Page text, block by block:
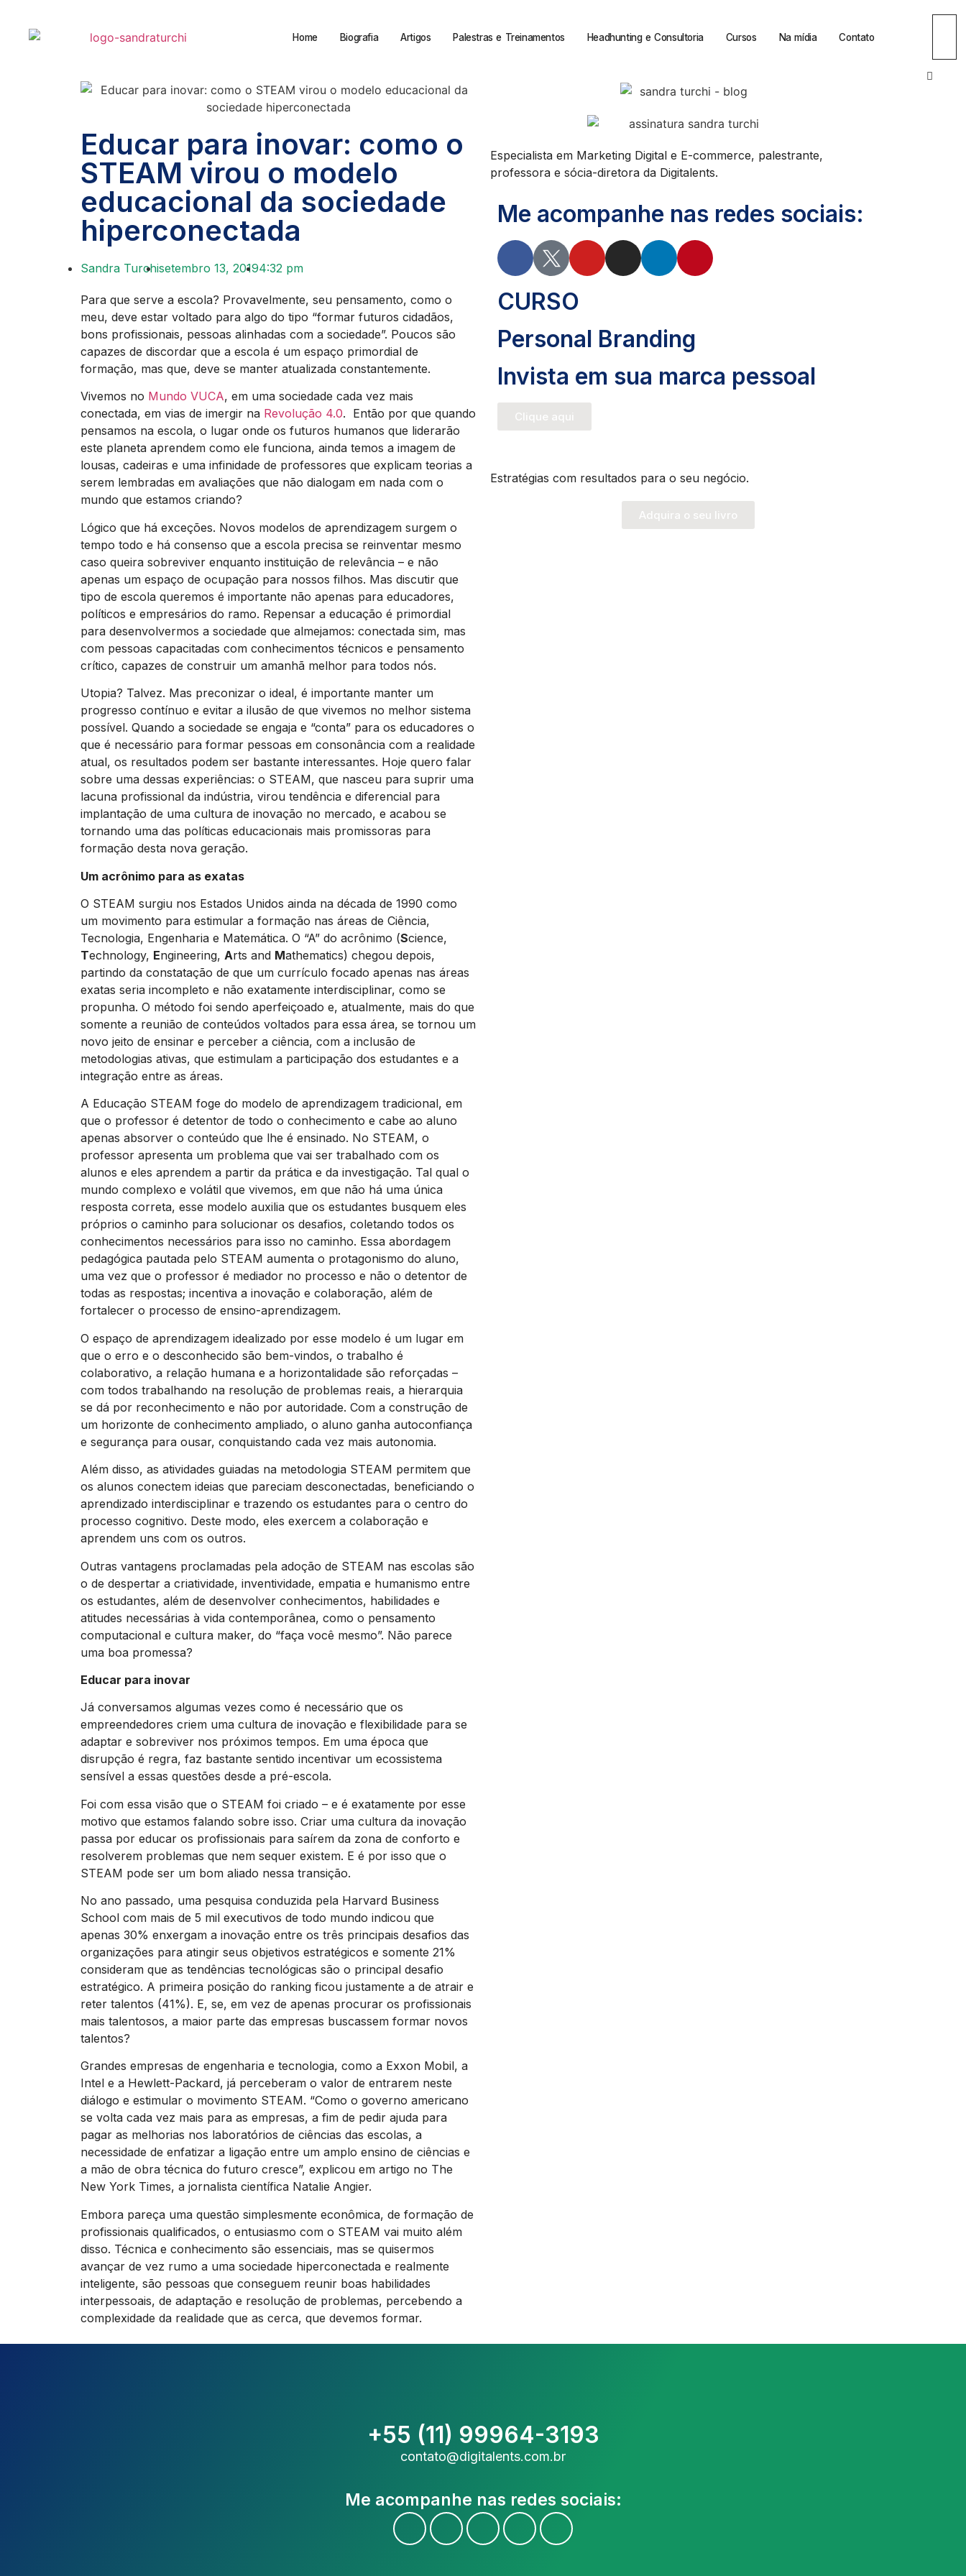
Home Biografia Artigos Palestras e Treinamentos Headhunting e Consultoria Cursos Na mídia Contato
Educar para inovar: como o
STEAM virou o modelo
educacional da sociedade
hiperconectada
Sandra Turchisetembro 13, 20194:32 pm
Para que serve a escola? Provavelmente, seu pensamento, como o
meu, deve estar voltado para algo do tipo “formar futuros cidadãos,
bons profissionais, pessoas alinhadas com a sociedade”. Poucos são
capazes de discordar que a escola é um espaço primordial de
formação, mas que, deve se manter atualizada constantemente.
Vivemos no Mundo VUCA, em uma sociedade cada vez mais
conectada, em vias de imergir na Revolução 4.0. Então por que quando
pensamos na escola, o lugar onde os futuros humanos que liderarão
este planeta aprendem como ele funciona, ainda temos a imagem de
lousas, cadeiras e uma infinidade de professores que explicam teorias a
serem lembradas em avaliações que não dialogam em nada com o
mundo que estamos criando?
Lógico que há exceções. Novos modelos de aprendizagem surgem o
tempo todo e há consenso que a escola precisa se reinventar mesmo
caso queira sobreviver enquanto instituição de relevância – e não
apenas um espaço de ocupação para nossos filhos. Mas discutir que
tipo de escola queremos é importante não apenas para educadores,
políticos e empresários do ramo. Repensar a educação é primordial
para desenvolvermos a sociedade que almejamos: conectada sim, mas
com pessoas capacitadas com conhecimentos técnicos e pensamento
crítico, capazes de construir um amanhã melhor para todos nós.
Utopia? Talvez. Mas preconizar o ideal, é importante manter um
progresso contínuo e evitar a ilusão de que vivemos no melhor sistema
possível. Quando a sociedade se engaja e “conta” para os educadores o
que é necessário para formar pessoas em consonância com a realidade
atual, os resultados podem ser bastante interessantes. Hoje quero falar
sobre uma dessas experiências: o STEAM, que nasceu para suprir uma
lacuna profissional da indústria, virou tendência e diferencial para
implantação de uma cultura de inovação no mercado, e acabou se
tornando uma das políticas educacionais mais promissoras para
formação desta nova geração.
Um acrônimo para as exatas
O STEAM surgiu nos Estados Unidos ainda na década de 1990 como
um movimento para estimular a formação nas áreas de Ciência,
Tecnologia, Engenharia e Matemática. O “A” do acrônimo (Science,
Technology, Engineering, Arts and Mathematics) chegou depois,
partindo da constatação de que um currículo focado apenas nas áreas
exatas seria incompleto e não exatamente interdisciplinar, como se
propunha. O método foi sendo aperfeiçoado e, atualmente, mais do que
somente a reunião de conteúdos voltados para essa área, se tornou um
novo jeito de ensinar e perceber a ciência, com a inclusão de
metodologias ativas, que estimulam a participação dos estudantes e a
integração entre as áreas.
A Educação STEAM foge do modelo de aprendizagem tradicional, em
que o professor é detentor de todo o conhecimento e cabe ao aluno
apenas absorver o conteúdo que lhe é ensinado. No STEAM, o
professor apresenta um problema que vai ser trabalhado com os
alunos e eles aprendem a partir da prática e da investigação. Tal qual o
mundo complexo e volátil que vivemos, em que não há uma única
resposta correta, esse modelo auxilia que os estudantes busquem eles
próprios o caminho para solucionar os desafios, coletando todos os
conhecimentos necessários para isso no caminho. Essa abordagem
pedagógica pautada pelo STEAM aumenta o protagonismo do aluno,
uma vez que o professor é mediador no processo e não o detentor de
todas as respostas; incentiva a inovação e colaboração, além de
fortalecer o processo de ensino-aprendizagem.
O espaço de aprendizagem idealizado por esse modelo é um lugar em
que o erro e o desconhecido são bem-vindos, o trabalho é
colaborativo, a relação humana e a horizontalidade são reforçadas –
com todos trabalhando na resolução de problemas reais, a hierarquia
se dá por reconhecimento e não por autoridade. Com a construção de
um horizonte de conhecimento ampliado, o aluno ganha autoconfiança
e segurança para ousar, conquistando cada vez mais autonomia.
Além disso, as atividades guiadas na metodologia STEAM permitem que
os alunos conectem ideias que pareciam desconectadas, beneficiando o
aprendizado interdisciplinar e trazendo os estudantes para o centro do
processo cognitivo. Deste modo, eles exercem a colaboração e
aprendem uns com os outros.
Outras vantagens proclamadas pela adoção de STEAM nas escolas são
o de despertar a criatividade, inventividade, empatia e humanismo entre
os estudantes, além de desenvolver conhecimentos, habilidades e
atitudes necessárias à vida contemporânea, como o pensamento
computacional e cultura maker, do “faça você mesmo”. Não parece
uma boa promessa?
Educar para inovar
Já conversamos algumas vezes como é necessário que os
empreendedores criem uma cultura de inovação e flexibilidade para se
adaptar e sobreviver nos próximos tempos. Em uma época que
disrupção é regra, faz bastante sentido incentivar um ecossistema
sensível a essas questões desde a pré-escola.
Foi com essa visão que o STEAM foi criado – e é exatamente por esse
motivo que estamos falando sobre isso. Criar uma cultura da inovação
passa por educar os profissionais para saírem da zona de conforto e
resolverem problemas que nem sequer existem. E é por isso que o
STEAM pode ser um bom aliado nessa transição.
No ano passado, uma pesquisa conduzida pela Harvard Business
School com mais de 5 mil executivos de todo mundo indicou que
apenas 30% enxergam a inovação entre os três principais desafios das
organizações para atingir seus objetivos estratégicos e somente 21%
consideram que as tendências tecnológicas são o principal desafio
estratégico. A primeira posição do ranking ficou justamente a de atrair e
reter talentos (41%). E, se, em vez de apenas procurar os profissionais
mais talentosos, a maior parte das empresas buscassem formar novos
talentos?
Grandes empresas de engenharia e tecnologia, como a Exxon Mobil, a
Intel e a Hewlett-Packard, já perceberam o valor de entrarem neste
diálogo e estimular o movimento STEAM. “Como o governo americano
se volta cada vez mais para as empresas, a fim de pedir ajuda para
pagar as melhorias nos laboratórios de ciências das escolas, a
necessidade de enfatizar a ligação entre um amplo ensino de ciências e
a mão de obra técnica do futuro cresce”, explicou em artigo no The
New York Times, a jornalista científica Natalie Angier.
Embora pareça uma questão simplesmente econômica, de formação de
profissionais qualificados, o entusiasmo com o STEAM vai muito além
disso. Técnica e conhecimento são essenciais, mas se quisermos
avançar de vez rumo a uma sociedade hiperconectada e realmente
inteligente, são pessoas que conseguem reunir boas habilidades
interpessoais, de adaptação e resolução de problemas, percebendo a
complexidade da realidade que as cerca, que devemos formar.
Especialista em Marketing Digital e E-commerce, palestrante,
professora e sócia-diretora da Digitalents.
Me acompanhe nas redes sociais:
CURSO
Personal Branding
Invista em sua marca pessoal
Clique aqui
Estratégias com resultados para o seu negócio.
Adquira o seu livro
+55 (11) 99964-3193
contato@digitalents.com.br
Me acompanhe nas redes sociais: